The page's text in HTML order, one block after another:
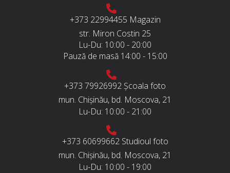
+373 22994455 Magazin
str. Miron Costin 25
Lu-Du: 10:00 - 20:00
Pauză de masă 14:00 - 15:00
+373 79926992 Școala foto
mun. Chișinău, bd. Moscova, 21
Lu-Du: 10:00 - 21:00
+373 60699662 Studioul foto
mun. Chișinău, bd. Moscova, 21
Lu-Du: 10:00 - 19:00